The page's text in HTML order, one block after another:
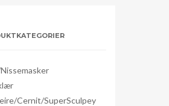
Cernit/SuperSculpey